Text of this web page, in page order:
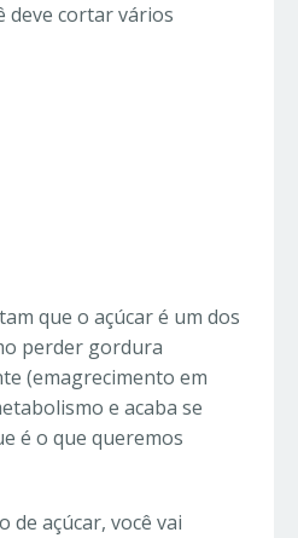
deve cortar vários
que o açúcar é um dos
perder gordura
(emagrecimento em
e acaba se
é o que queremos
de açúcar, você vai